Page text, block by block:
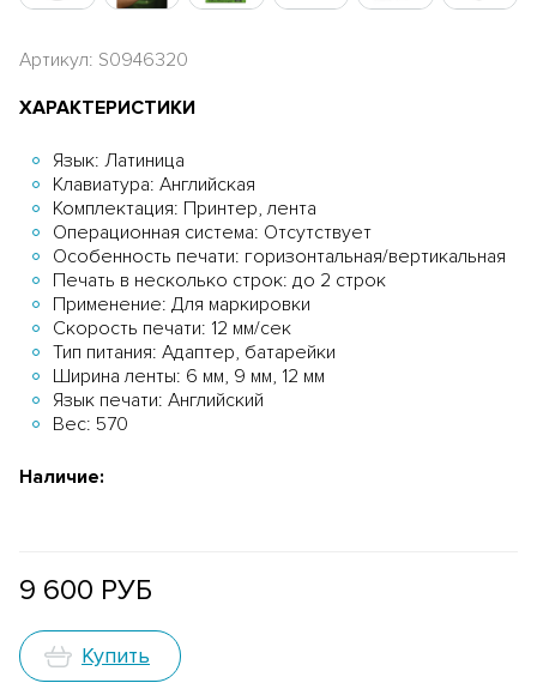
Артикул: S0946320
ХАРАКТЕРИСТИКИ
Язык: Латиница
Клавиатура: Английская
Комплектация: Принтер, лента
Операционная система: Отсутствует
Особенность печати: горизонтальная/вертикальная
Печать в несколько строк: до 2 строк
Применение: Для маркировки
Скорость печати: 12 мм/сек
Тип питания: Адаптер, батарейки
Ширина ленты: 6 мм, 9 мм, 12 мм
Язык печати: Английский
Вес: 570
Наличие:
9 600 РУБ
Купить